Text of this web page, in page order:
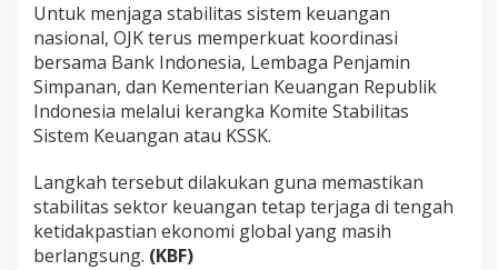
Untuk menjaga stabilitas sistem keuangan
nasional, OJK terus memperkuat koordinasi
bersama Bank Indonesia, Lembaga Penjamin
Simpanan, dan Kementerian Keuangan Republik
Indonesia melalui kerangka Komite Stabilitas
Sistem Keuangan atau KSSK.
Langkah tersebut dilakukan guna memastikan
stabilitas sektor keuangan tetap terjaga di tengah
ketidakpastian ekonomi global yang masih
berlangsung. (KBF)